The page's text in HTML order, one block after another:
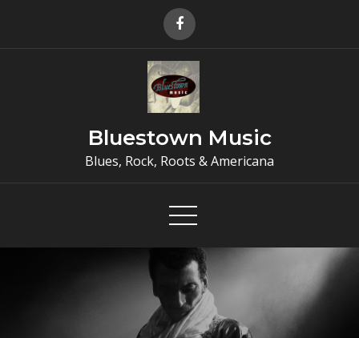
Bluestown Music
Blues, Rock, Roots & Americana